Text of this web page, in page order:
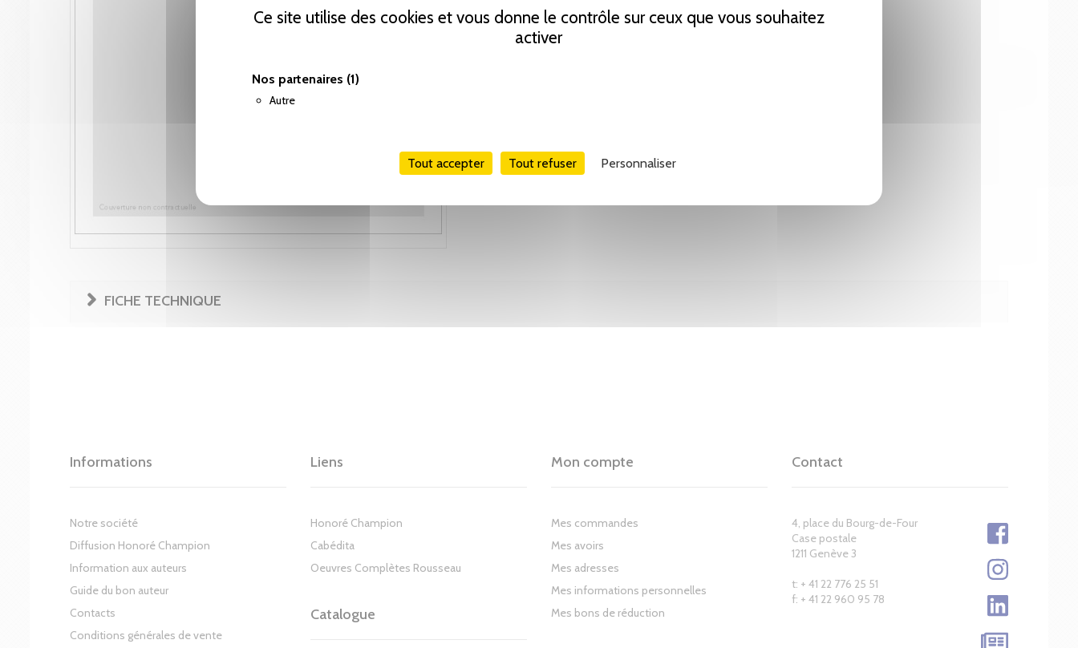
Ce site utilise des cookies et vous donne le contrôle sur ceux que vous souhaitez
activer
Nos partenaires (1)
Autre
Tout accepter Tout refuser Personnaliser
FICHE TECHNIQUE
Informations
Notre société
Diffusion Honoré Champion
Information aux auteurs
Guide du bon auteur
Contacts
Conditions générales de vente
Liens
Honoré Champion
Cabédita
Oeuvres Complètes Rousseau
Catalogue
Mon compte
Mes commandes
Mes avoirs
Mes adresses
Mes informations personnelles
Mes bons de réduction
Contact
4, place du Bourg-de-Four
Case postale
1211 Genève 3
t: + 41 22 776 25 51
f: + 41 22 960 95 78